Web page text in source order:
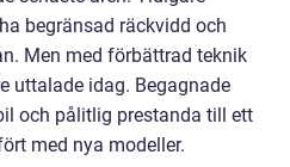
begränsad räckvidd och
Men med förbättrad teknik
uttalade idag. Begagnade
och pålitlig prestanda till ett
med nya modeller.